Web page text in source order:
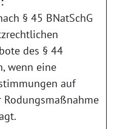
§ 45 BNatSchG
des § 44
wenn eine
auf